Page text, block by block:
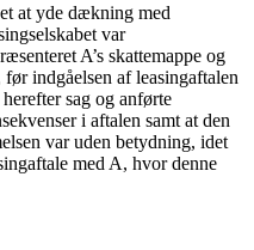
at yde dækning med
var
A’s skattemappe og
indgåelsen af leasingaftalen
sag og anførte
i aftalen samt at den
var uden betydning, idet
med A, hvor denne